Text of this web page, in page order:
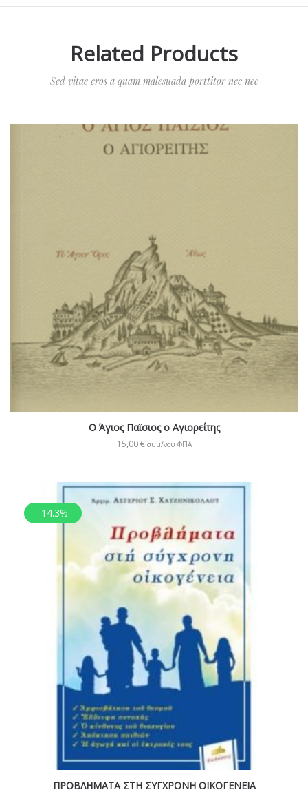
Related Products
Sed vitae eros a quam malesuada porttitor nec nec
Ο Άγιος Παϊσιος ο Αγιορείτης
15,00€ συμ/νου ΦΠΑ
-14.3%
ΠΡΟΒΛΗΜΑΤΑ ΣΤΗ ΣΥΓΧΡΟΝΗ ΟΙΚΟΓΕΝΕΙΑ